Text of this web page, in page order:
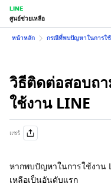
LINE
ศูนย์ช่วยเหลือ
หน้าหลัก กรณีที่พบปัญหาในการใ
วิธีติดต่อสอบถ
ใช้งาน LINE
แชร์
หากพบปัญหาในการใช้งาน
เหลือเป็นอันดับแรก